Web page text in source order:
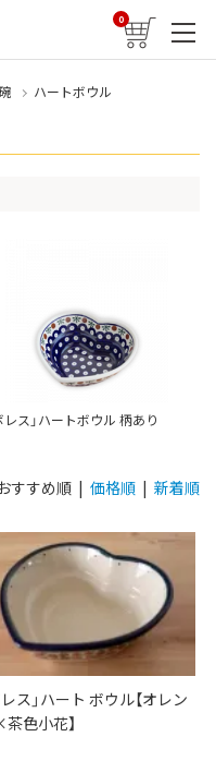
0
ハートボウル
レス」ハートボウル 柄あり
すすめ順 | 価格順 | 新着順
レス」ハート ボウル【オレン
色小花】